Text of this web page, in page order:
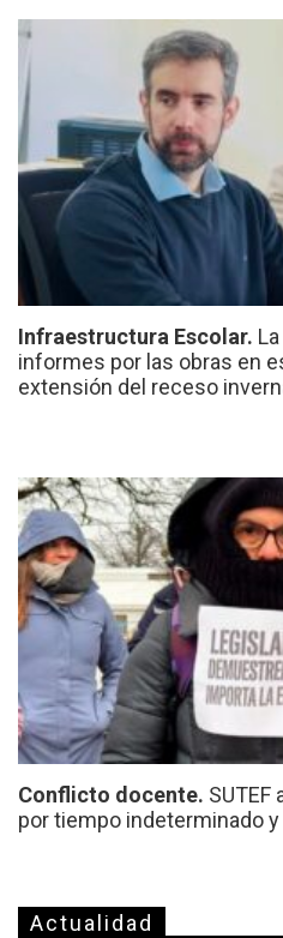
Infraestructura Escolar.
informes por las obras en
extensión del receso
Conflicto docente. SUTEF
por tiempo indeterminado
Actualidad